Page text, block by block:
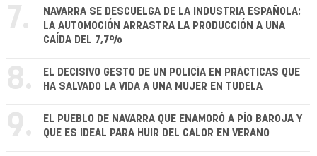
7.
NAVARRA SE DESCUELGA DE LA INDUSTRIA ESPAÑOLA:
LA AUTOMOCIÓN ARRASTRA LA PRODUCCIÓN A UNA
CAÍDA DEL 7,7%
8.
EL DECISIVO GESTO DE UN POLICÍA EN PRÁCTICAS QUE
HA SALVADO LA VIDA A UNA MUJER EN TUDELA
9.
EL PUEBLO DE NAVARRA QUE ENAMORÓ A PÍO BAROJA Y
QUE ES IDEAL PARA HUIR DEL CALOR EN VERANO